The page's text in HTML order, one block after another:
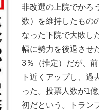
非改選の上院でかろ
数）を維持したもの
なった下院で大敗し
幅に勢力を後退させ
3％（推定）だが、
ト近くアップし、過
った。投票人数が1
初だという。トラン